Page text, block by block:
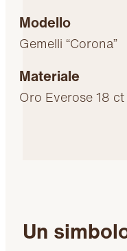
Modello
Gemelli “Corona”
Materiale
Oro Everose 18 ct
Un